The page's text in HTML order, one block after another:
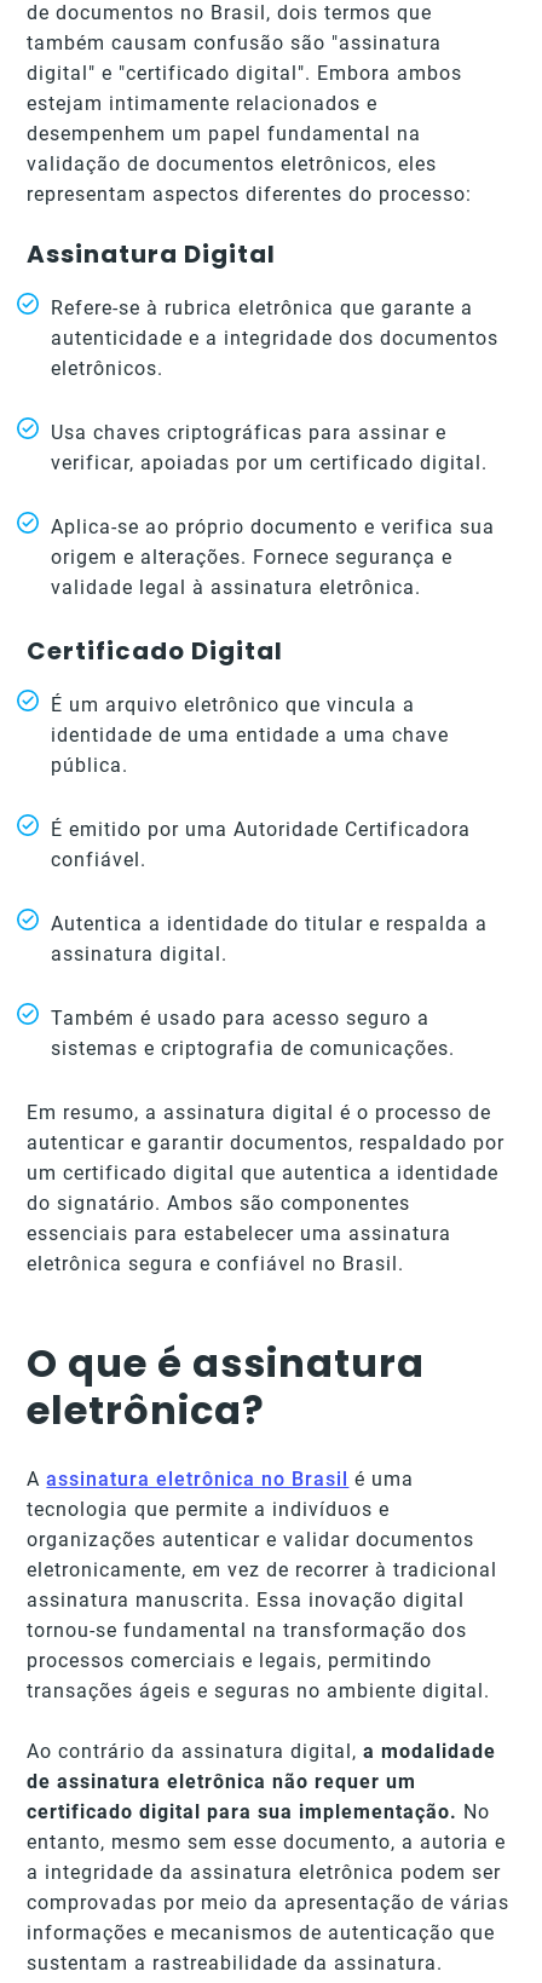
de documentos no Brasil, dois termos que
também causam confusão são "assinatura
digital" e "certificado digital". Embora ambos
estejam intimamente relacionados e
desempenhem um papel fundamental na
validação de documentos eletrônicos, eles
representam aspectos diferentes do processo:
Assinatura Digital
Refere-se à rubrica eletrônica que garante a
autenticidade e a integridade dos documentos
eletrônicos.
Usa chaves criptográficas para assinar e
verificar, apoiadas por um certificado digital.
Aplica-se ao próprio documento e verifica sua
origem e alterações. Fornece segurança e
validade legal à assinatura eletrônica.
Certificado Digital
É um arquivo eletrônico que vincula a
identidade de uma entidade a uma chave
pública.
É emitido por uma Autoridade Certificadora
confiável.
Autentica a identidade do titular e respalda a
assinatura digital.
Também é usado para acesso seguro a
sistemas e criptografia de comunicações.
Em resumo, a assinatura digital é o processo de
autenticar e garantir documentos, respaldado por
um certificado digital que autentica a identidade
do signatário. Ambos são componentes
essenciais para estabelecer uma assinatura
eletrônica segura e confiável no Brasil.
O que é assinatura
eletrônica?
Aassinatura eletrônica no Brasil é uma
tecnologia que permite a indivíduos e
organizações autenticar e validar documentos
eletronicamente, em vez de recorrer à tradicional
assinatura manuscrita. Essa inovação digital
tornou-se fundamental na transformação dos
processos comerciais e legais, permitindo
transações ágeis e seguras no ambiente digital.
Ao contrário da assinatura digital,a modalidade
de assinatura eletrônica não requer um
certificado digital para sua implementação. No
entanto, mesmo sem esse documento, a autoria e
a integridade da assinatura eletrônica podem ser
comprovadas por meio da apresentação de várias
informações e mecanismos de autenticação que
sustentam a rastreabilidade da assinatura.